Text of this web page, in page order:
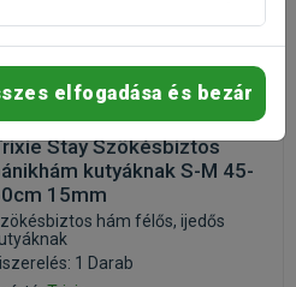
Stay Szökésbiztos
kutyáknak S-M 45-
15mm
hám félős, ijedős
1 Darab
elfogadása és bezár